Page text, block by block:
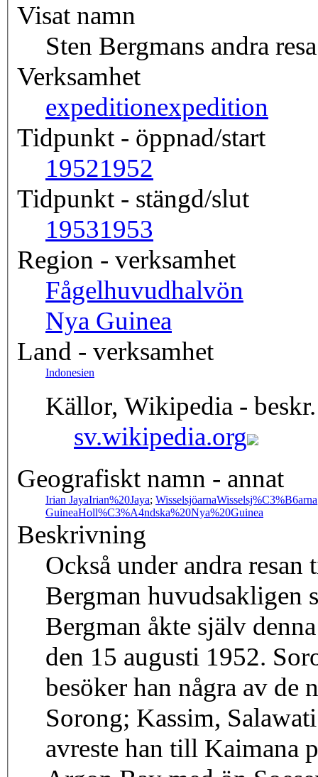
Visat namn
Sten Bergmans andra
Verksamhet
expeditionexpedition
Tidpunkt - öppnad/start
19521952
Tidpunkt - stängd/slut
19531953
Region - verksamhet
Fågelhuvudhalvön
Nya Guinea
Land - verksamhet
Indonesien
Källor, Wikipedia -
sv.wikipedia.org
Geografiskt namn - annat
Irian JayaIrian%20Jaya; WisselsjöarnaWisselsj%C3%B6arna
GuineaHoll%C3%A4ndska%20Nya%20Guinea
Beskrivning
Också under andra
Bergman huvudsakligen
Bergman åkte själv
den 15 augusti 1952.
besöker han några av de
Sorong; Kassim,
avreste han till Kaimana